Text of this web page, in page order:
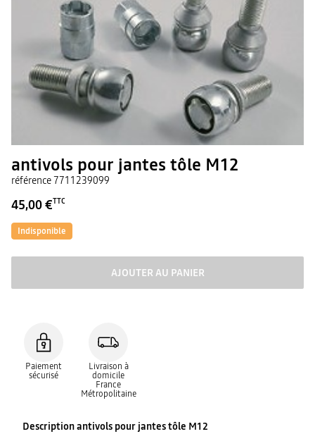
antivols pour jantes tôle M12
référence7711239099
45,00 €TTC
Indisponible
AJOUTER AU PANIER
Paiement
sécurisé
Livraison à
domicile
France
Métropolitaine
Descriptionantivols pour jantes tôle M12